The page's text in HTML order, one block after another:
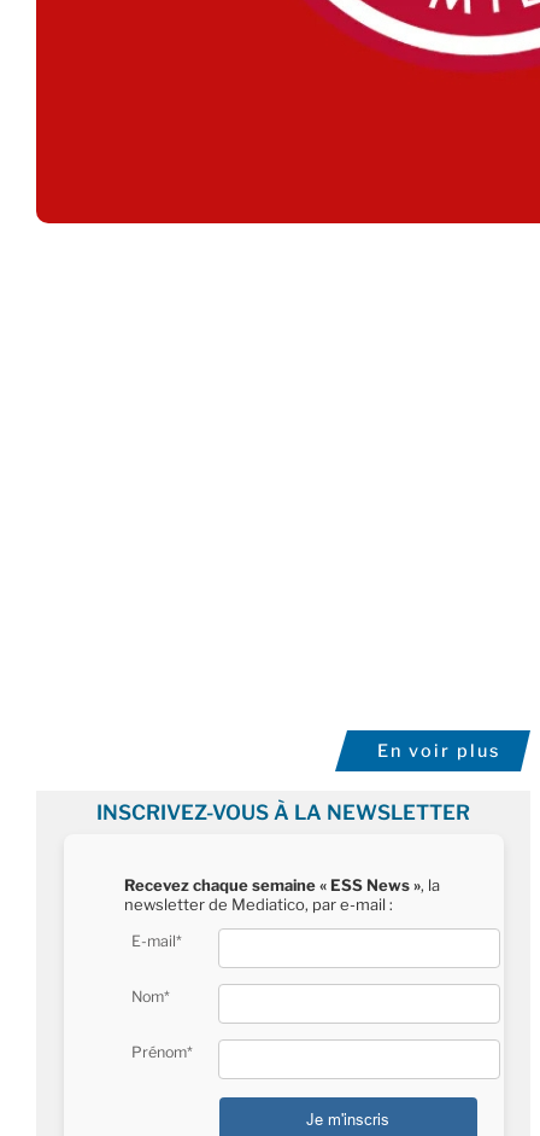
En voir plus
INSCRIVEZ-VOUS À LA NEWSLETTER
Recevez chaque semaine « ESS News », la
newsletter de Mediatico, par e-mail :
E-mail*
Nom*
Prénom*